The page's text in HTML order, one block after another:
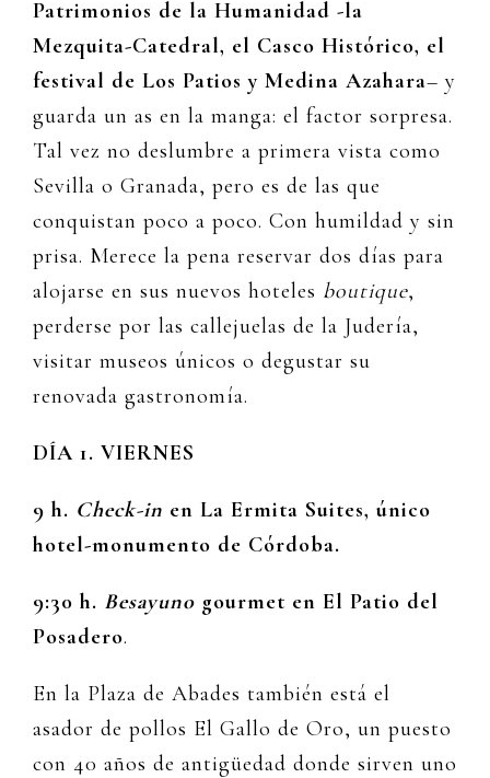
Patrimonios de la Humanidad -la
Mezquita-Catedral, el Casco Histórico, el
festival de Los Patios y Medina Azahara– y
guarda un as en la manga: el factor sorpresa.
Tal vez no deslumbre a primera vista como
Sevilla o Granada, pero es de las que
conquistan poco a poco. Con humildad y sin
prisa. Merece la pena reservar dos días para
alojarse en sus nuevos hoteles boutique,
perderse por las callejuelas de la Judería,
visitar museos únicos o degustar su
renovada gastronomía.
DÍA 1. VIERNES
9 h. Check-in en La Ermita Suites, único
hotel-monumento de Córdoba.
9:30 h. Besayuno gourmet en El Patio del
Posadero.
En la Plaza de Abades también está el
asador de pollos El Gallo de Oro, un puesto
con 40 años de antigüedad donde sirven uno